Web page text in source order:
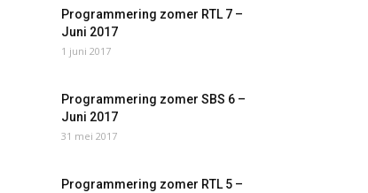
Programmering zomer RTL 7 –
Juni 2017
1 juni 2017
Programmering zomer SBS 6 –
Juni 2017
31 mei 2017
Programmering zomer RTL 5 –